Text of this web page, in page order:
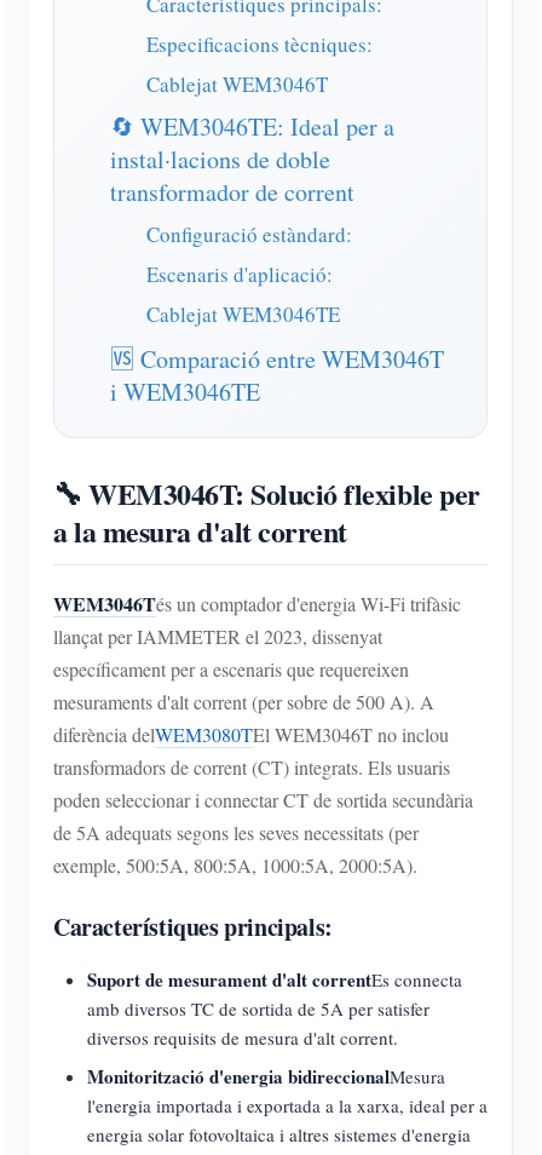
Simulador IAMMETER
Mesurador virtual
Sistema de Predicció i Simulació Energètica
Aplicacions
Monitor d'energia del sistema solar fotovoltaic
Monitor de consum d'electricitat
Sistema de control de calefacció fotovoltaica
Monitorització energètica de fàbrica
Botiga
Recursos
Inici ràpid del producte
Document
Vídeo tutorial
Preguntes freqüents
Notícies
Blocs
Comunitat
Desenvolupador
Explora
Contacte
Especificacions tècniques:
Cablejat WEM3046T
🔄 WEM3046TE: Ideal per a
instal·lacions de doble
transformador de corrent
Configuració estàndard:
Escenaris d'aplicació:
Cablejat WEM3046TE
🆚 Comparació entre WEM3046T
i WEM3046TE
🔧 WEM3046T: Solució flexible per
a la mesura d'alt corrent
WEM3046Tés un comptador d'energia Wi-Fi trifàsic
llançat per IAMMETER el 2023, dissenyat
específicament per a escenaris que requereixen
mesuraments d'alt corrent (per sobre de 500 A). A
diferència delWEM3080TEl WEM3046T no inclou
transformadors de corrent (CT) integrats. Els usuaris
poden seleccionar i connectar CT de sortida secundària
de 5A adequats segons les seves necessitats (per
exemple, 500:5A, 800:5A, 1000:5A, 2000:5A).
Característiques principals:
Suport de mesurament d'alt correntEs connecta
amb diversos TC de sortida de 5A per satisfer
diversos requisits de mesura d'alt corrent.
Monitorització d'energia bidireccionalMesura
l'energia importada i exportada a la xarxa, ideal per a
energia solar fotovoltaica i altres sistemes d'energia